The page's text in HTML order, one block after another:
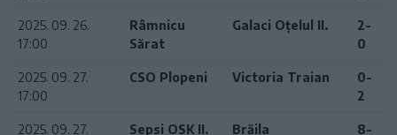
2025. 09. 26.
17:00
Râmnicu
Sărat
Galaci Oțelul II.
2-
0
2025. 09. 27.
17:00
CSO Plopeni Victoria Traian
0-
2
2025. 09. 27.
Sepsi OSK II. Brăila
8-